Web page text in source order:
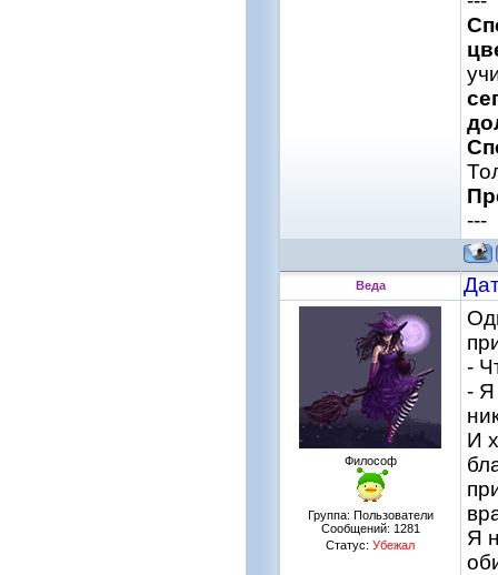
---
Веда
Философ
Группа: Пользователи
Сообщений: 1281
Статус: Убежал
-
- Я
И
Я